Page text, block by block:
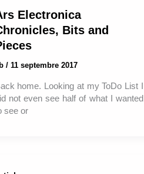
Electronica
Bits and
/ 11 septembre 2017
home. Looking at my ToDo List I
not even see half of what I wanted
see or